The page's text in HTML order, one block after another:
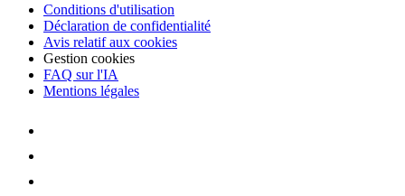
Conditions d'utilisation
Déclaration de confidentialité
Avis relatif aux cookies
Gestion cookies
FAQ sur l'IA
Mentions légales